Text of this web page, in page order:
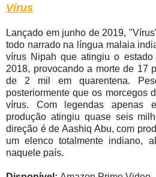
Vírus
Lançado em junho de 2019,
todo narrado na língua malaia
vírus Nipah que atingiu o
2018, provocando a morte de 17
de 2 mil em quarentena.
posteriormente que os morcegos
vírus. Com legendas apenas
produção atingiu quase seis
direção é de Aashiq Abu, com
um elenco totalmente indiano,
naquele país.